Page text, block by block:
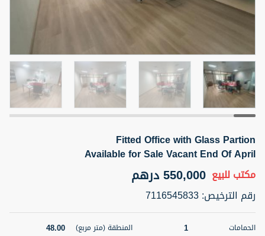
4 المعروض
مفروش/ة جزئيا
اسم الوسيط
MOHAMMED ARSHAD SAIYED
رقم الوسيط
أتصل الأن
5 أشهر +
2BR Golf, Pool & Villa View | 3 Bathrooms | 1,274.77 Sq
Ft | Ellington House II
شقة للبيع 4,100,000 درهم
2
3
مربع)
118.34
Fitted Office with Glass Partion
Available for Sale Vacant End Of April
مكتب للبيع 550,000 درهم
رقم الترخيص:
7116545833
الحمامات 1 المنطقة (متر مربع) 48.00